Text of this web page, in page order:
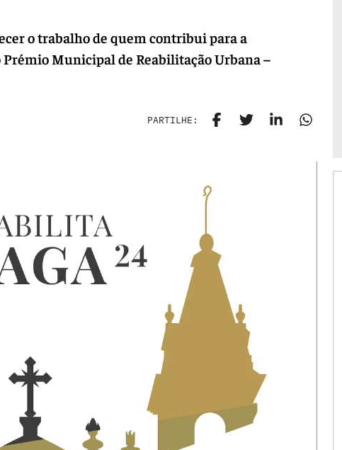
o trabalho de quem contribui para a
Municipal de Reabilitação Urbana –
PARTILHE: